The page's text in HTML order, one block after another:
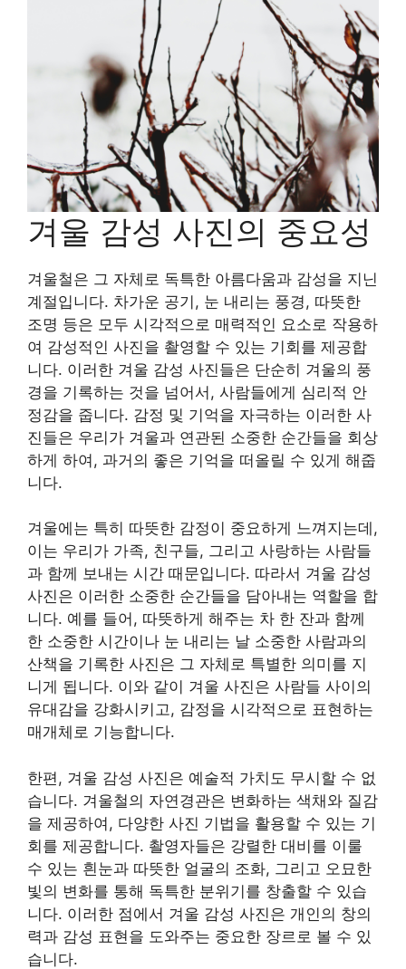
겨울 감성 사진의 중요성
겨울철은 그 자체로 독특한 아름다움과 감성을 지닌
계절입니다. 차가운 공기, 눈 내리는 풍경, 따뜻한
조명 등은 모두 시각적으로 매력적인 요소로 작용하
여 감성적인 사진을 촬영할 수 있는 기회를 제공합
니다. 이러한 겨울 감성 사진들은 단순히 겨울의 풍
경을 기록하는 것을 넘어서, 사람들에게 심리적 안
정감을 줍니다. 감정 및 기억을 자극하는 이러한 사
진들은 우리가 겨울과 연관된 소중한 순간들을 회상
하게 하여, 과거의 좋은 기억을 떠올릴 수 있게 해줍
니다.
겨울에는 특히 따뜻한 감정이 중요하게 느껴지는데,
이는 우리가 가족, 친구들, 그리고 사랑하는 사람들
과 함께 보내는 시간 때문입니다. 따라서 겨울 감성
사진은 이러한 소중한 순간들을 담아내는 역할을 합
니다. 예를 들어, 따뜻하게 해주는 차 한 잔과 함께
한 소중한 시간이나 눈 내리는 날 소중한 사람과의
산책을 기록한 사진은 그 자체로 특별한 의미를 지
니게 됩니다. 이와 같이 겨울 사진은 사람들 사이의
유대감을 강화시키고, 감정을 시각적으로 표현하는
매개체로 기능합니다.
한편, 겨울 감성 사진은 예술적 가치도 무시할 수 없
습니다. 겨울철의 자연경관은 변화하는 색채와 질감
을 제공하여, 다양한 사진 기법을 활용할 수 있는 기
회를 제공합니다. 촬영자들은 강렬한 대비를 이룰
수 있는 흰눈과 따뜻한 얼굴의 조화, 그리고 오묘한
빛의 변화를 통해 독특한 분위기를 창출할 수 있습
니다. 이러한 점에서 겨울 감성 사진은 개인의 창의
력과 감성 표현을 도와주는 중요한 장르로 볼 수 있
습니다.